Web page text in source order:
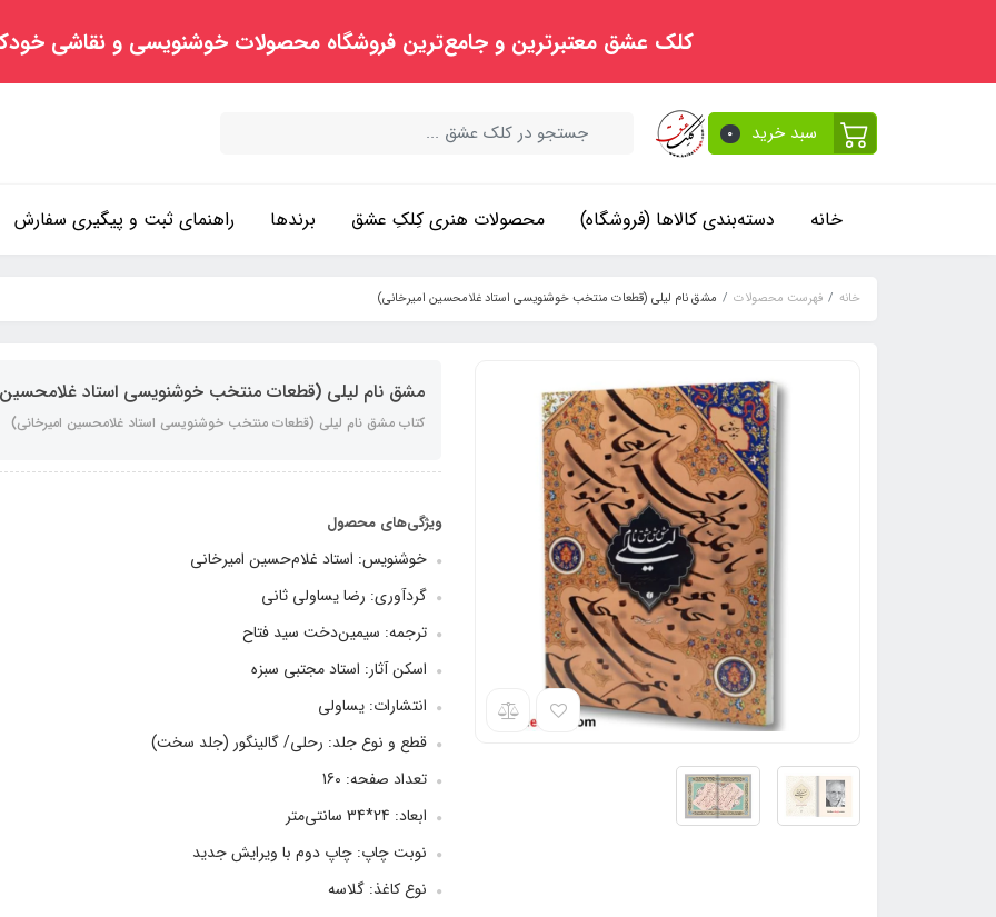
کلک عشق معتبرترین و جامع‌ترین فروشگاه محصولات خوشنویسی و نقاشی
سبد خرید 0
خانه دسته‌بندی کالاها (فروشگاه) محصولات هنری کِلکِ عشق برندها راهنمای ثبت و پیگیری سفارش
خانه فهرست محصولات مشق نام لیلی (قطعات منتخب خوشنویسی استاد غلامحسین امیرخانی)
مشق نام لیلی (قطعات منتخب خوشنویسی استاد غلامحسین
کتاب مشق نام لیلی (قطعات منتخب خوشنویسی استاد غلامحسین امیرخانی)
ویژگی‌های محصول
خوشنویس: استاد غلام‌حسین امیرخانی
گردآوری: رضا یساولی ثانی
ترجمه: سیمین‌دخت سید فتاح
اسکن آثار: استاد مجتبی سبزه
انتشارات: یساولی
قطع و نوع جلد: رحلی/ گالینگور (جلد سخت)
تعداد صفحه: 160
ابعاد: 24*34 سانتی‌متر
نوبت چاپ: چاپ دوم با ویرایش جدید
نوع کاغذ: گلاسه